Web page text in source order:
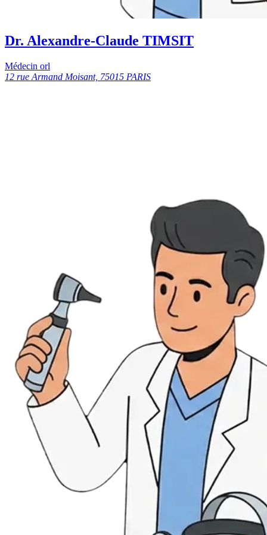
Dr. Alexandre-Claude TIMSIT
Médecin orl
12 rue Armand Moisant, 75015 PARIS